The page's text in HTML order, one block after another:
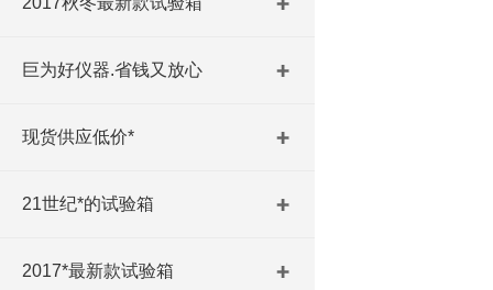
巨为好仪器.省钱又放心
现货供应低价*
21世纪*的试验箱
2017*最新款试验箱